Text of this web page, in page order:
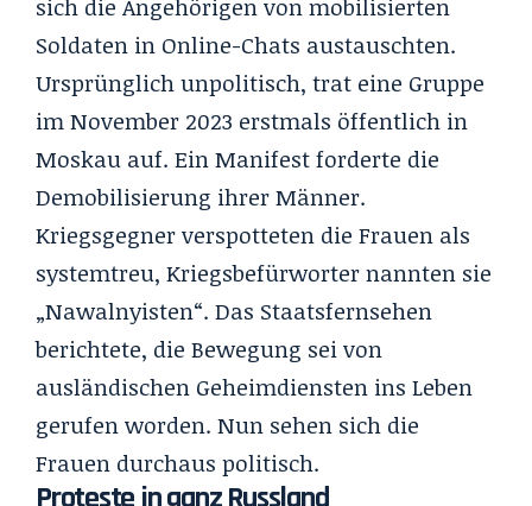
sich die Angehörigen von mobilisierten
Soldaten in Online-Chats austauschten.
Ursprünglich unpolitisch, trat eine Gruppe
im November 2023 erstmals öffentlich in
Moskau auf. Ein Manifest forderte die
Demobilisierung ihrer Männer.
Kriegsgegner verspotteten die Frauen als
systemtreu, Kriegsbefürworter nannten sie
„Nawalnyisten“. Das Staatsfernsehen
berichtete, die Bewegung sei von
ausländischen Geheimdiensten ins Leben
gerufen worden. Nun sehen sich die
Frauen durchaus politisch.
Proteste in ganz Russland